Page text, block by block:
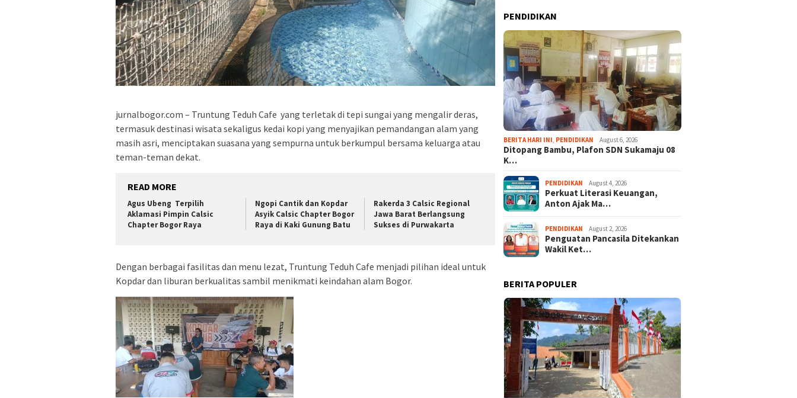
jurnalbogor.com – Truntung Teduh Cafe yang terletak di tepi sungai yang mengalir deras,
termasuk destinasi wisata sekaligus kedai kopi yang menyajikan pemandangan alam yang
masih asri, menciptakan suasana yang sempurna untuk berkumpul bersama keluarga atau
teman-teman dekat.
READ MORE
Agus Ubeng Terpilih
Aklamasi Pimpin Calsic
Chapter Bogor Raya
Ngopi Cantik dan Kopdar
Asyik Calsic Chapter Bogor
Raya di Kaki Gunung Batu
Rakerda 3 Calsic Regional
Jawa Barat Berlangsung
Sukses di Purwakarta
Dengan berbagai fasilitas dan menu lezat, Truntung Teduh Cafe menjadi pilihan ideal untuk
Kopdar dan liburan berkualitas sambil menikmati keindahan alam Bogor.
PENDIDIKAN
BERITA HARI INI PENDIDIKAN August 6, 2026
Ditopang Bambu, Plafon SDN Sukamaju 08
K…
PENDIDIKAN August 4, 2026
Perkuat Literasi Keuangan,
Anton Ajak Ma…
PENDIDIKAN August 2, 2026
Penguatan Pancasila Ditekankan
Wakil Ket…
BERITA POPULER